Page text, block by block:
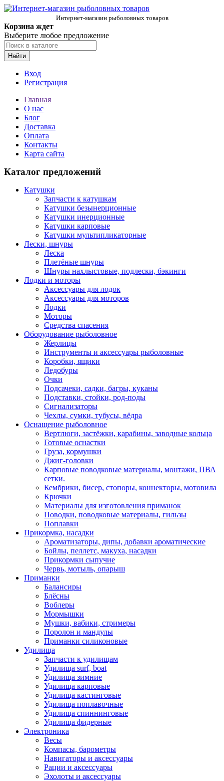
Интернет-магазин рыболовных товаров
Корзина ждет
Выберите любое предложение
Найти
Вход
Регистрация
Главная
О нас
Блог
Доставка
Оплата
Контакты
Карта сайта
Каталог предложений
Катушки
Запчасти к катушкам
Катушки безынерционные
Катушки инерционные
Катушки карповые
Катушки мультипликаторные
Лески, шнуры
Леска
Плетёные шнуры
Шнуры нахлыстовые, подлески, бэкинги
Лодки и моторы
Аксессуары для лодок
Аксессуары для моторов
Лодки
Моторы
Средства спасения
Оборудование рыболовное
Жерлицы
Инструменты и аксессуары рыболовные
Коробки, ящики
Ледобуры
Очки
Подсачеки, садки, багры, куканы
Подставки, стойки, род-поды
Сигнализаторы
Чехлы, сумки, тубусы, вёдра
Оснащение рыболовное
Вертлюги, застёжки, карабины, заводные кольца
Готовые оснастки
Груза, кормушки
Джиг-головки
Карповые поводковые материалы, монтажи, ПВА
сетки.
Кембрики, бисер, стопоры, коннекторы, мотовила
Крючки
Материалы для изготовления приманок
Поводки, поводковые материалы, гильзы
Поплавки
Прикормка, насадки
Ароматизаторы, дипы, добавки ароматические
Бойлы, пеллетс, макуха, насадки
Прикормки сыпучие
Червь, мотыль, опарыш
Приманки
Балансиры
Блёсны
Воблеры
Мормышки
Мушки, вабики, стримеры
Поролон и мандулы
Приманки силиконовые
Удилища
Запчасти к удилищам
Удилища surf, boat
Удилища зимние
Удилища карповые
Удилища кастинговые
Удилища поплавочные
Удилища спиннинговые
Удилища фидерные
Электроника
Весы
Компасы, барометры
Навигаторы и аксессуары
Рации и аксессуары
Эхолоты и аксессуары